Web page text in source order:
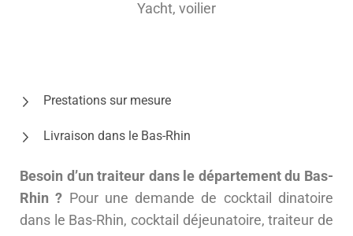
Yacht, voilier
Prestations sur mesure
Livraison dans le Bas-Rhin
Besoin d’un traiteur dans le département du Bas-
Rhin ? Pour une demande de cocktail dinatoire
dans le Bas-Rhin, cocktail déjeunatoire, traiteur de